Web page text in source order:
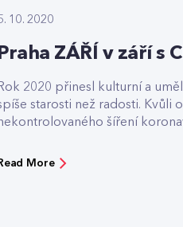
10. 2020
ZÁŘÍ v září s
Rok 2020 přinesl kulturní a
starosti než radosti. Kvůli
šíření
More